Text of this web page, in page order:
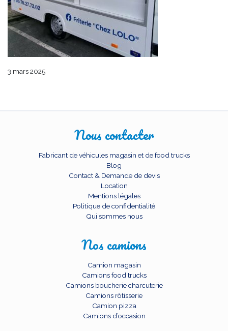
3 mars 2025
Nous contacter
Fabricant de véhicules magasin et de food trucks
Blog
Contact & Demande de devis
Location
Mentions légales
Politique de confidentialité
Qui sommes nous
Nos camions
Camion magasin
Camions food trucks
Camions boucherie charcuterie
Camions rôtisserie
Camion pizza
Camions d’occasion